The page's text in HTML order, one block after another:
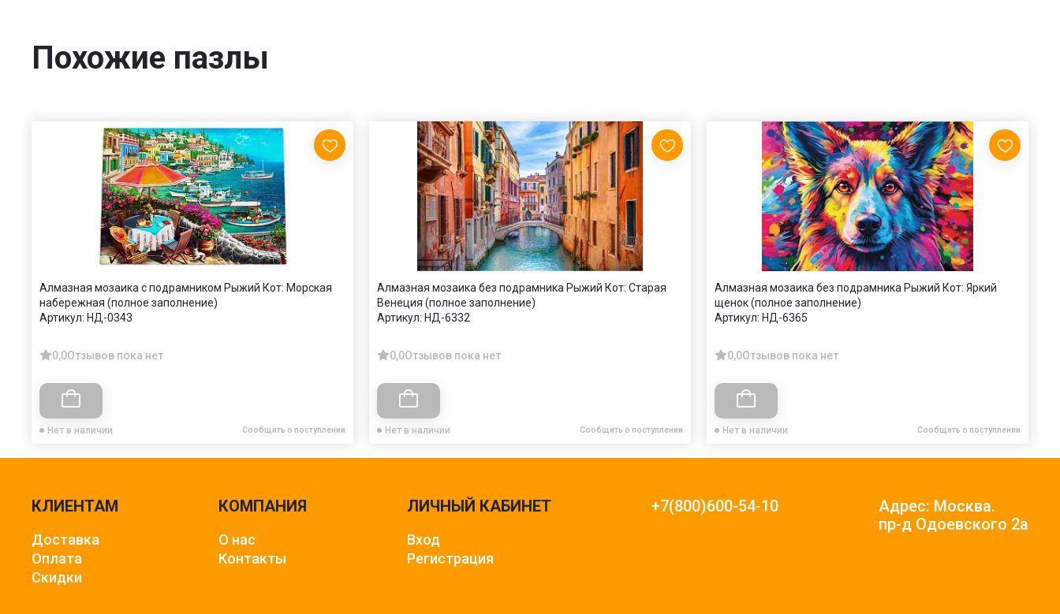
Похожие пазлы
Алмазная мозаика с подрамником Рыжий Кот: Морская
набережная (полное заполнение)
Артикул: НД-0343
0,0Отзывов пока нет
Нет в наличии Сообщить о поступлении
Алмазная мозаика без подрамника Рыжий Кот: Старая
Венеция (полное заполнение)
Артикул: НД-6332
0,0Отзывов пока нет
Нет в наличии Сообщить о поступлении
Алмазная мозаика без подрамника Рыжий Кот: Яркий
щенок (полное заполнение)
Артикул: НД-6365
0,0Отзывов пока нет
Нет в наличии Сообщить о поступлении
КЛИЕНТАМ
Доставка
Оплата
Скидки
КОМПАНИЯ
О нас
Контакты
ЛИЧНЫЙ КАБИНЕТ
Вход
Регистрация
+7(800)600-54-10
Адрес: Москва.
пр-д Одоевского 2а